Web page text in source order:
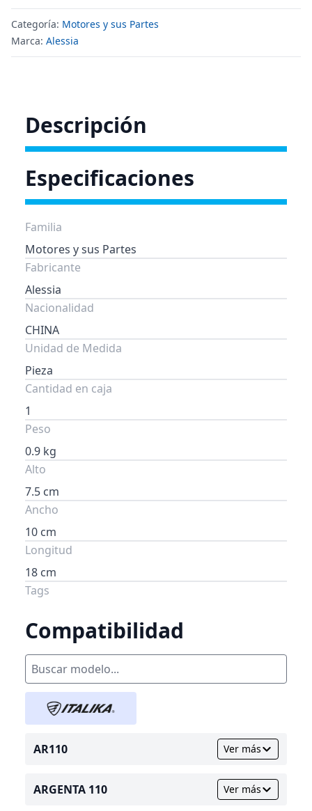
Categoría: Motores y sus Partes
Marca: Alessia
Descripción
Especificaciones
Familia
Motores y sus Partes
Fabricante
Alessia
Nacionalidad
CHINA
Unidad de Medida
Pieza
Cantidad en caja
1
Peso
0.9 kg
Alto
7.5 cm
Ancho
10 cm
Longitud
18 cm
Tags
Compatibilidad
AR110 Ver más
ARGENTA 110 Ver más